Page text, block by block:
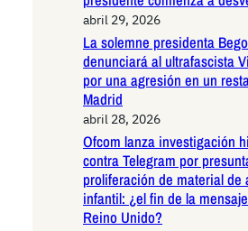
abril 29, 2026
La solemne presidenta
denunciará al ultrafascista
por una agresión en un
Madrid
abril 28, 2026
Ofcom lanza investigación
contra Telegram por
proliferación de material de
infantil: ¿el fin de la
Reino Unido?